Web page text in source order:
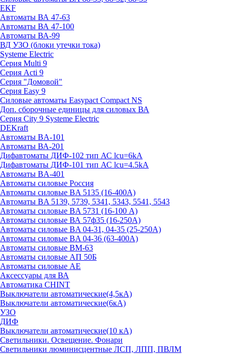
EKF
Автоматы ВА 47-63
Автоматы ВА 47-100
Автоматы ВА-99
ВД УЗО (блоки утечки тока)
Systeme Electric
Серия Multi 9
Серия Acti 9
Серия "Домовой"
Серия Easy 9
Силовые автоматы Easypact Compact NS
Доп. сборочные единицы для силовых ВА
Серия City 9 Systeme Electric
DEKraft
Автоматы BA-101
Автоматы ВА-201
Дифавтоматы ДИФ-102 тип АС lcu=6kA
Дифавтоматы ДИФ-101 тип АС lcu=4.5kA
Автоматы BA-401
Автоматы силовые Россия
Автоматы силовые BA 5135 (16-400А)
Автоматы BA 5139, 5739, 5341, 5343, 5541, 5543
Автоматы силовые BA 5731 (16-100 А)
Автоматы силовые ВА 57ф35 (16-250А)
Автоматы силовые BA 04-31, 04-35 (25-250А)
Автоматы силовые BA 04-36 (63-400А)
Автоматы силовые ВМ-63
Автоматы силовые АП 50Б
Автоматы силовые АЕ
Аксессуары для ВА
Автоматика CHINT
Выключатели автоматические(4,5кА)
Выключатели автоматические(6кА)
УЗО
ДИФ
Выключатели автоматические(10 кА)
Светильники. Освещение. Фонари
Светильники люминисцентные ЛСП, ЛПП, ПВЛМ